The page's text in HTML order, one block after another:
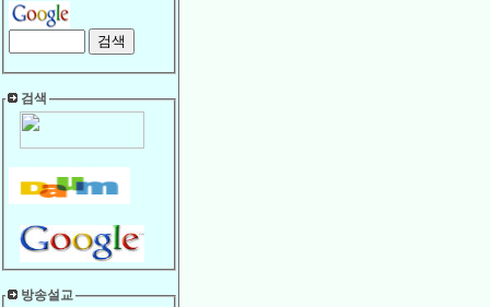
검색
방송설교